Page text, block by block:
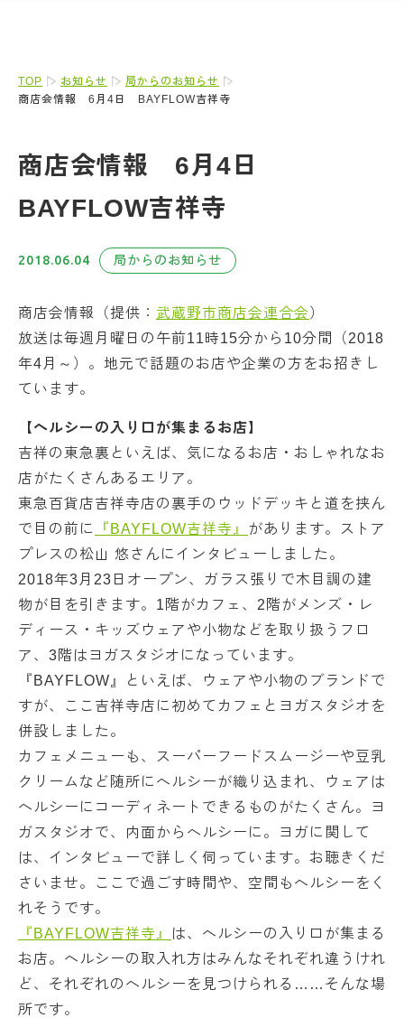
TOP お知らせ
局からのお知らせ
商店会情報 6月4日 BAYFLOW吉祥寺
商店会情報 6月4日
BAYFLOW吉祥寺
2018.06.04 局からのお知らせ
商店会情報（提供： 武蔵野市商店会連合会 ）
放送は毎週月曜日の午前11時15分から10分間（2018
年4月～）。地元で話題のお店や企業の方をお招きし
ています。
【ヘルシーの入り口が集まるお店】
吉祥の東急裏といえば、気になるお店・おしゃれなお
店がたくさんあるエリア。
東急百貨店吉祥寺店の裏手のウッドデッキと道を挟ん
で目の前に
『BAYFLOW吉祥寺』 があります。ストア
プレスの松山 悠さんにインタビューしました。
2018年3月23日オープン、ガラス張りで木目調の建
物が目を引きます。1階がカフェ、2階がメンズ・レ
ディース・キッズウェアや小物などを取り扱うフロ
ア、3階はヨガスタジオになっています。
『BAYFLOW』といえば、ウェアや小物のブランドで
すが、ここ吉祥寺店に初めてカフェとヨガスタジオを
併設しました。
カフェメニューも、スーパーフードスムージーや豆乳
クリームなど随所にヘルシーが織り込まれ、ウェアは
ヘルシーにコーディネートできるものがたくさん。ヨ
ガスタジオで、内面からヘルシーに。ヨガに関して
は、インタビューで詳しく伺っています。お聴きくだ
さいませ。ここで過ごす時間や、空間もヘルシーをく
れそうです。
『BAYFLOW吉祥寺』
は、ヘルシーの入り口が集まる
お店。ヘルシーの取入れ方はみんなそれぞれ違うけれ
ど、それぞれのヘルシーを見つけられる……そんな場
所です。